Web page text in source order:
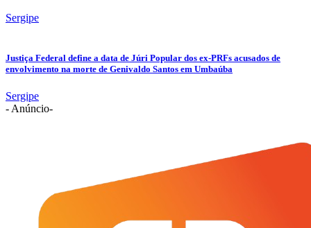
Sergipe
Justiça Federal define a data de Júri Popular dos ex-PRFs acusados de
envolvimento na morte de Genivaldo Santos em Umbaúba
Sergipe
- Anúncio-